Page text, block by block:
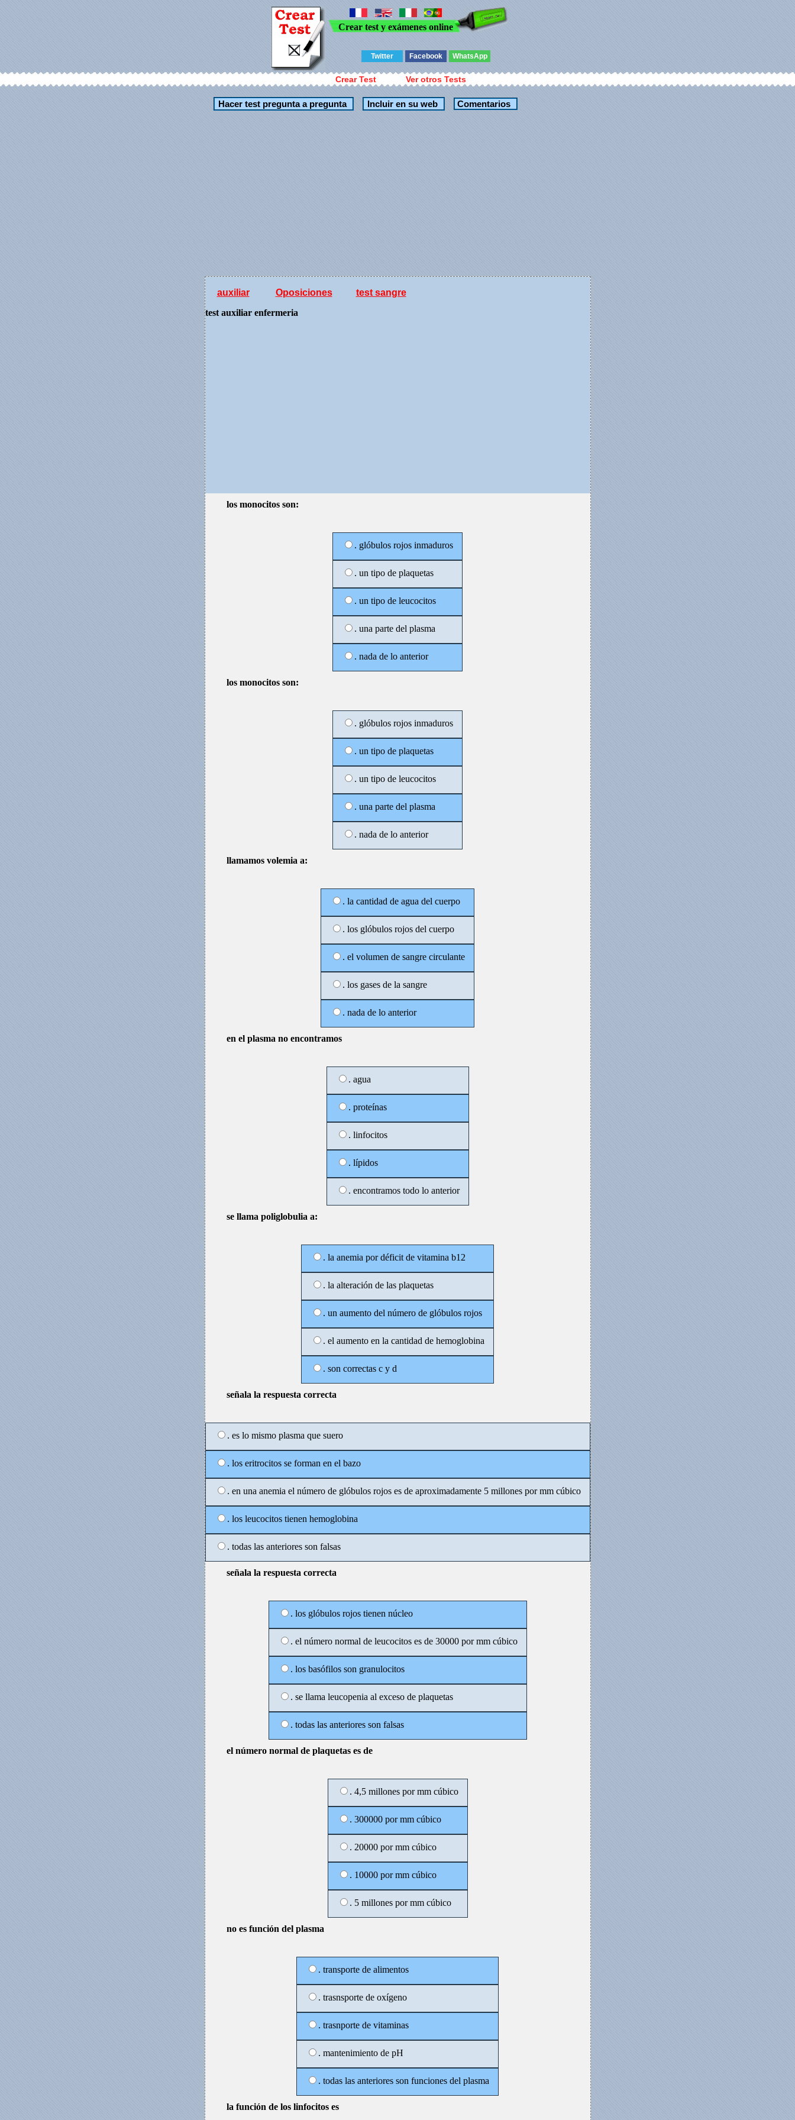
Crear test y exámenes online
Twitter Facebook WhatsApp
Crear Test Ver otros Tests
Comentarios
auxiliar Oposiciones
test sangre
test auxiliar enfermeria
los monocitos son:
. glóbulos rojos inmaduros
. un tipo de plaquetas
. un tipo de leucocitos
. una parte del plasma
. nada de lo anterior
los monocitos son:
. glóbulos rojos inmaduros
. un tipo de plaquetas
. un tipo de leucocitos
. una parte del plasma
. nada de lo anterior
llamamos volemia a:
. la cantidad de agua del cuerpo
. los glóbulos rojos del cuerpo
. el volumen de sangre circulante
. los gases de la sangre
. nada de lo anterior
en el plasma no encontramos
. agua
. proteínas
. linfocitos
. lípidos
. encontramos todo lo anterior
se llama poliglobulia a:
. la anemia por déficit de vitamina b12
. la alteración de las plaquetas
. un aumento del número de glóbulos rojos
. el aumento en la cantidad de hemoglobina
. son correctas c y d
señala la respuesta correcta
. es lo mismo plasma que suero
. los eritrocitos se forman en el bazo
. en una anemia el número de glóbulos rojos es de aproximadamente 5 millones por mm cúbico
. los leucocitos tienen hemoglobina
. todas las anteriores son falsas
señala la respuesta correcta
. los glóbulos rojos tienen núcleo
. el número normal de leucocitos es de 30000 por mm cúbico
. los basófilos son granulocitos
. se llama leucopenia al exceso de plaquetas
. todas las anteriores son falsas
el número normal de plaquetas es de
. 4,5 millones por mm cúbico
. 300000 por mm cúbico
. 20000 por mm cúbico
. 10000 por mm cúbico
. 5 millones por mm cúbico
no es función del plasma
. transporte de alimentos
. trasnsporte de oxígeno
. trasnporte de vitaminas
. mantenimiento de pH
. todas las anteriores son funciones del plasma
la función de los linfocitos es